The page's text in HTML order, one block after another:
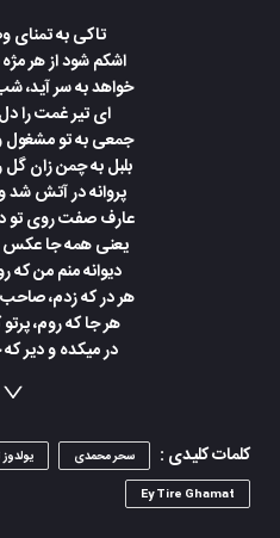
تاکی به تمنای
اشکم شود از هر
خواهد به سر آید،
ای تیر غمت را
جمعی به تو مشغول
بلبل به چمن زان
پروانه در آتش شد
عارف صفت روی تو
یعنی همه جا عکس
دیوانه منم من که
هر در که زدم،
هر جا که روم،
در میکده و دیر که
مقصود تویی، کعبه
کلمات کلیدی :
سحر محمدی یولدوز
Ey Tire Ghamat